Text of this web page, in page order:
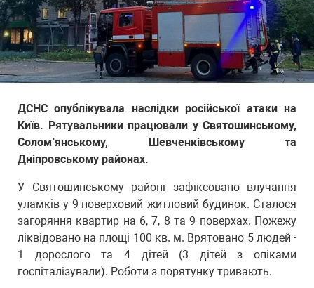
ДСНС опублікувала наслідки російської атаки на
Київ. Рятувальники працювали у Святошинському,
Солом’янському, Шевченківському та
Дніпровському районах.
У Святошинському районі зафіксовано влучання
уламків у 9-поверховий житловий будинок. Сталося
загоряння квартир на 6, 7, 8 та 9 поверхах. Пожежу
ліквідовано на площі 100 кв. м. Врятовано 5 людей -
1 дорослого та 4 дітей (3 дітей з опіками
госпіталізували). Роботи з порятунку тривають.